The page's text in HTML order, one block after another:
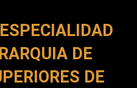
DE
DE